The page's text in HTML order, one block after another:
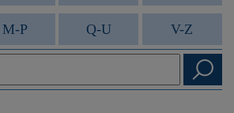
M-P Q-U V-Z